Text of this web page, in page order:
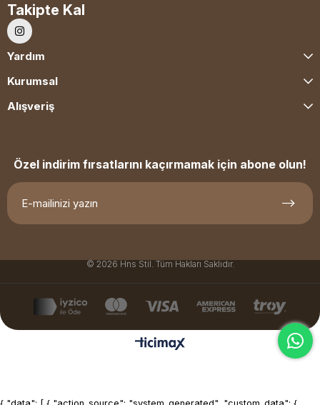
Takipte Kal
Yardım
Kurumsal
Alışveriş
Özel indirim fırsatlarını kaçırmamak için abone olun!
© 2026 Hns Stil. Tüm Hakları Saklıdır.